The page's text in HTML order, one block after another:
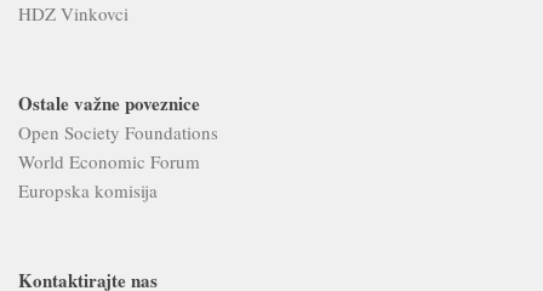
HDZ Vinkovci
Ostale važne poveznice
Open Society Foundations
World Economic Forum
Europska komisija
Kontaktirajte nas